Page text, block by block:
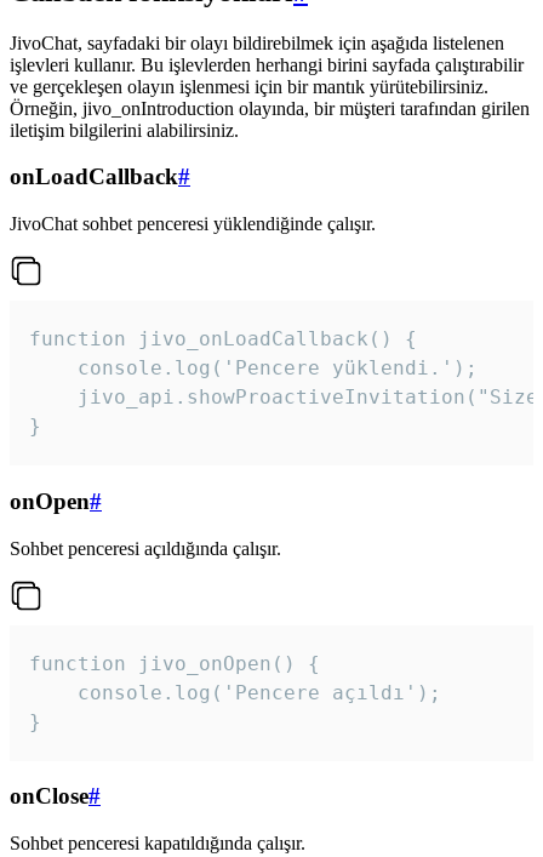
JivoChat, sayfadaki bir olayı bildirebilmek için aşağıda listelenen
işlevleri kullanır. Bu işlevlerden herhangi birini sayfada çalıştırabilir
ve gerçekleşen olayın işlenmesi için bir mantık yürütebilirsiniz.
Örneğin, jivo_onIntroduction olayında, bir müşteri tarafından girilen
iletişim bilgilerini alabilirsiniz.
onLoadCallback#
JivoChat sohbet penceresi yüklendiğinde çalışır.
function jivo_onLoadCallback() {
    console.log('Pencere yüklendi.');
}
onOpen#
Sohbet penceresi açıldığında çalışır.
function jivo_onOpen() {
    console.log('Pencere açıldı');
}
onClose#
Sohbet penceresi kapatıldığında çalışır.